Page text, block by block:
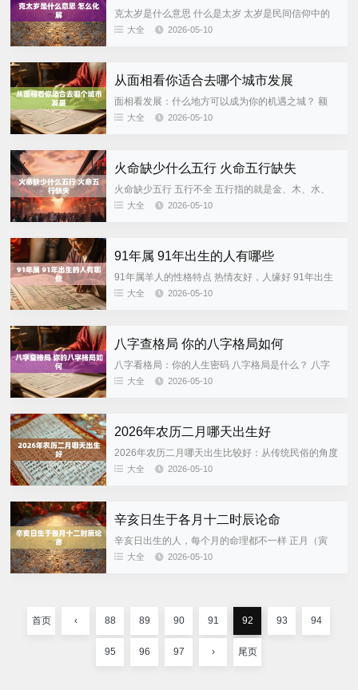
克太岁是什么意思 什么是太岁 太岁是民间信仰中的
一种神祇，代表着每年轮值的星辰之力。在传统文化
大全 2026-05-10
从面相看你适合去哪个城市发展
面相看发展：什么地方可以成为你的机遇之城？ 额
头：智慧型城市更合你的口味 额头高而饱满：你逻辑
大全 2026-05-10
火命缺少什么五行 火命五行缺失
火命缺少五行 五行不全 五行指的就是金、木、水、
火、土这五种元素，在传统的命理学里，每个人的生
大全 2026-05-10
91年属 91年出生的人有哪些
91年属羊人的性格特点 热情友好，人缘好 91年出生
属羊的人一般性格比较温和，待人也十分和善。他们
大全 2026-05-10
八字查格局 你的八字格局如何
八字看格局：你的人生密码 八字格局是什么？ 八字
格局就是人生中出生年月日时的天干地支所构成的生
大全 2026-05-10
2026年农历二月哪天出生好
2026年农历二月哪天出生比较好：从传统民俗的角度
来分析 小标题一：2026年农历二月的时间和特点
大全 2026-05-10
辛亥日生于各月十二时辰论命
辛亥日出生的人，每个月的命理都不一样 正月（寅
月）：财旺身弱需要帮助 辛亥日出生在正月，寅木当
大全 2026-05-10
首页 ‹ 88 89 90 91 92 93 94
95 96 97 › 尾页